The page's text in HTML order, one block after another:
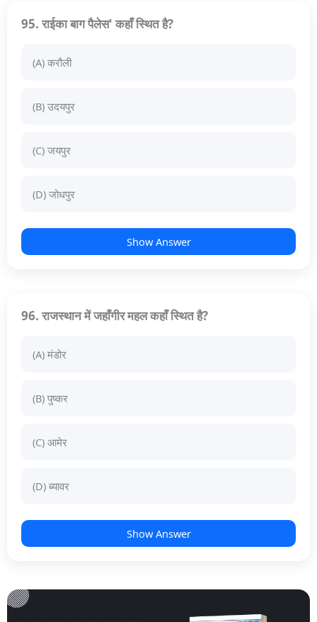
95. राईका बाग पैलेस' कहाँ स्थित है?
(A) करौली
(B) उदयपुर
(C) जयपुर
(D) जोधपुर
Show Answer
96. राजस्थान में जहाँगीर महल कहाँ स्थित है?
(A) मंडोर
(B) पुष्कर
(C) आमेर
(D) ब्यावर
Show Answer